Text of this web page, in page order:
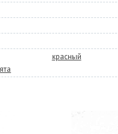
красный